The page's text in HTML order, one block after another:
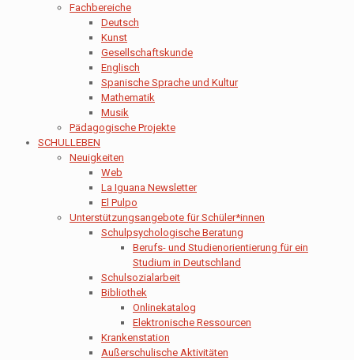
Fachbereiche
Deutsch
Kunst
Gesellschaftskunde
Englisch
Spanische Sprache und Kultur
Mathematik
Musik
Pädagogische Projekte
SCHULLEBEN
Neuigkeiten
Web
La Iguana Newsletter
El Pulpo
Unterstützungsangebote für Schüler*innen
Schulpsychologische Beratung
Berufs- und Studienorientierung für ein
Studium in Deutschland
Schulsozialarbeit
Bibliothek
Onlinekatalog
Elektronische Ressourcen
Krankenstation
Außerschulische Aktivitäten